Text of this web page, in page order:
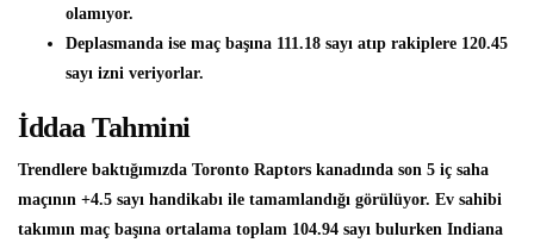
olamıyor.
Deplasmanda ise maç başına 111.18 sayı atıp rakiplere 120.45
sayı izni veriyorlar.
İddaa Tahmini
Trendlere baktığımızda Toronto Raptors kanadında son 5 iç saha
maçının +4.5 sayı handikabı ile tamamlandığı görülüyor. Ev sahibi
takımın maç başına ortalama toplam 104.94 sayı bulurken Indiana